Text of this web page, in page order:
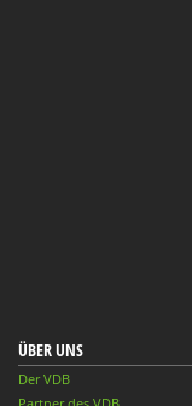
ÜBER UNS
Der VDB